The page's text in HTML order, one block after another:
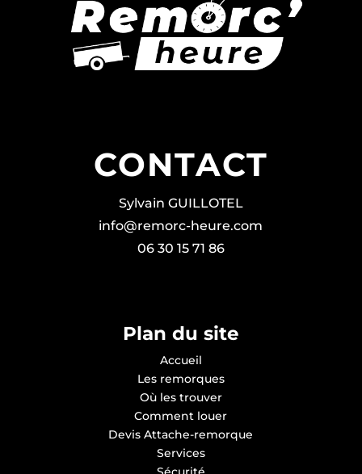
CONTACT
Sylvain GUILLOTEL
info@remorc-heure.com
06 30 15 71 86
Plan du site
Accueil
Les remorques
Où les trouver
Comment louer
Devis Attache-remorque
Services